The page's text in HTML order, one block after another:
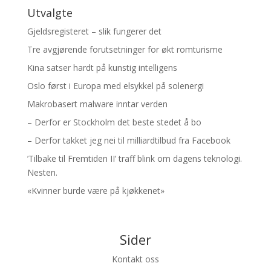
Utvalgte
Gjeldsregisteret – slik fungerer det
Tre avgjørende forutsetninger for økt romturisme
Kina satser hardt på kunstig intelligens
Oslo først i Europa med elsykkel på solenergi
Makrobasert malware inntar verden
– Derfor er Stockholm det beste stedet å bo
– Derfor takket jeg nei til milliardtilbud fra Facebook
’Tilbake til Fremtiden II’ traff blink om dagens teknologi.
Nesten.
«Kvinner burde være på kjøkkenet»
Sider
Kontakt oss